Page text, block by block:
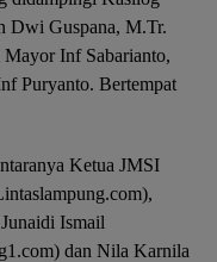
Dwi Guspana, M.Tr.
Inf Sabarianto,
Puryanto. Bertempat
Ketua JMSI
Ismail
dan Nila Karnila